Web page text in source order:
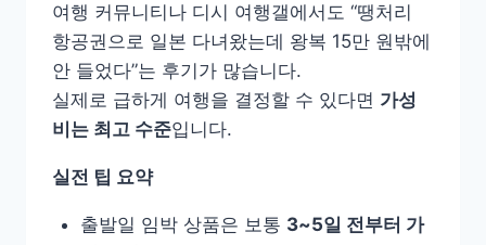
여행 커뮤니티나 디시 여행갤에서도 “땡처리
항공권으로 일본 다녀왔는데 왕복 15만 원밖에
안 들었다”는 후기가 많습니다.
실제로 급하게 여행을 결정할 수 있다면 가성
비는 최고 수준입니다.
실전 팁 요약
출발일 임박 상품은 보통 3~5일 전부터 가